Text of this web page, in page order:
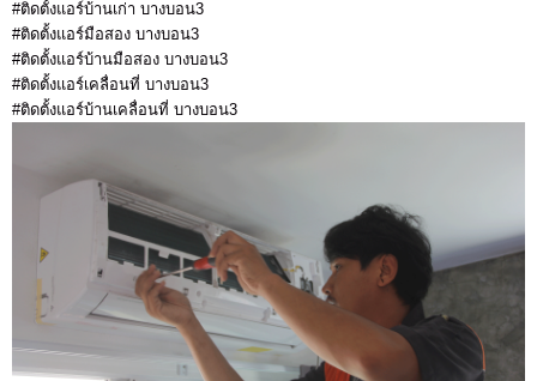
#ติดตั้งแอร์บ้านเก่า บางบอน3
#ติดตั้งแอร์มือสอง บางบอน3
#ติดตั้งแอร์บ้านมือสอง บางบอน3
#ติดตั้งแอร์เคลื่อนที่ บางบอน3
#ติดตั้งแอร์บ้านเคลื่อนที่ บางบอน3